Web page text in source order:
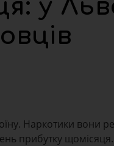
у
Наркотики вони
прибутку